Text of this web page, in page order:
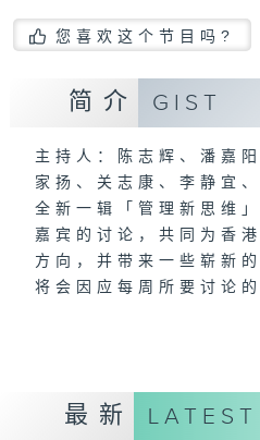
您喜欢这个节目吗?
简介 GIST
主持人：陈志辉、潘嘉
家扬、关志康、李静宜
全新一辑「管理新思维
嘉宾的讨论，共同为香
方向，并带来一些崭新
将会因应每周所要讨论
商机构管理人员与听众
最新 LATEST